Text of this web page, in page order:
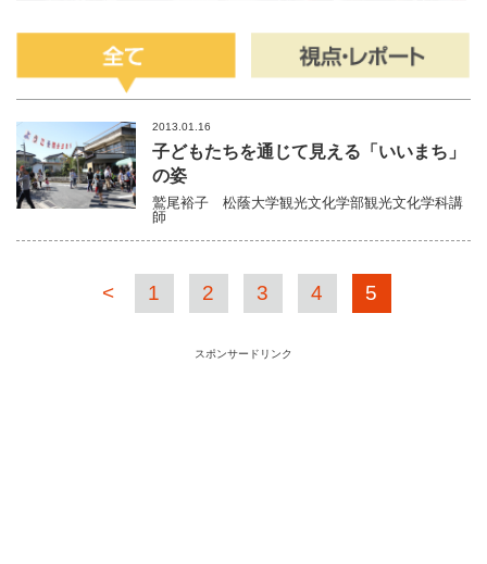
2013.01.16
子どもたちを通じて見える「いいまち」
の姿
鷲尾裕子
松蔭大学観光文化学部観光文化学科講
師
< 1 2 3 4 5
スポンサードリンク